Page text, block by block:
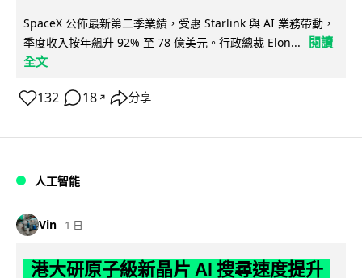
SpaceX 公佈最新第二季業績，受惠 Starlink 與 AI 業務帶動，
季度收入按年飆升 92% 至 78 億美元。行政總裁 Elon...
閱讀
全文
132 18 ↗ 分享
人工智能
Vin 1 日
港大研原子級新晶片 AI 搜尋速度提升